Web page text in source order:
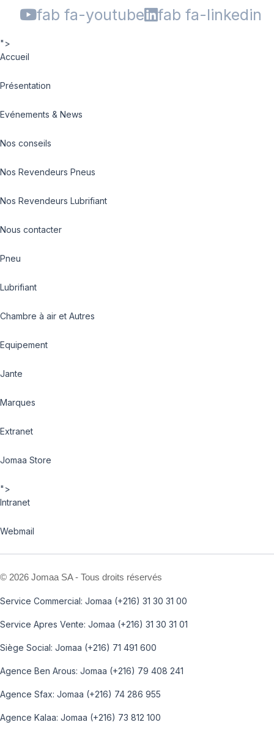
fab fa-youtube
fab fa-linkedin
">
Accueil
Présentation
Evénements & News
Nos conseils
Nos Revendeurs Pneus
Nos Revendeurs Lubrifiant
Nous contacter
Pneu
Lubrifiant
Chambre à air et Autres
Equipement
Jante
Marques
Extranet
Jomaa Store
">
Intranet
Webmail
© 2026 Jomaa SA - Tous droits réservés
Service Commercial: Jomaa (+216) 31 30 31 00
Service Apres Vente: Jomaa (+216) 31 30 31 01
Siège Social: Jomaa (+216) 71 491 600
Agence Ben Arous: Jomaa (+216) 79 408 241
Agence Sfax: Jomaa (+216) 74 286 955
Agence Kalaa: Jomaa (+216) 73 812 100